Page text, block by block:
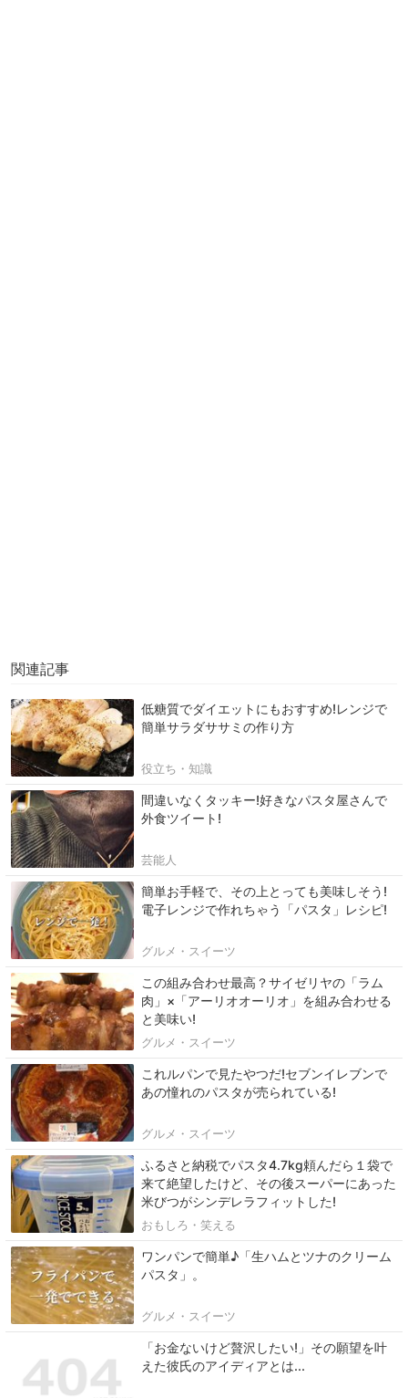
関連記事
低糖質でダイエットにもおすすめ!レンジで
簡単サラダササミの作り方
役立ち・知識
間違いなくタッキー!好きなパスタ屋さんで
外食ツイート!
芸能人
簡単お手軽で、その上とっても美味しそう!
電子レンジで作れちゃう「パスタ」レシピ!
グルメ・スイーツ
この組み合わせ最高？サイゼリヤの「ラム
肉」×「アーリオオーリオ」を組み合わせる
と美味い!
グルメ・スイーツ
これルパンで見たやつだ!セブンイレブンで
あの憧れのパスタが売られている!
グルメ・スイーツ
ふるさと納税でパスタ4.7kg頼んだら１袋で
来て絶望したけど、その後スーパーにあった
米びつがシンデレラフィットした!
おもしろ・笑える
ワンパンで簡単♪「生ハムとツナのクリーム
パスタ」。
グルメ・スイーツ
「お金ないけど贅沢したい!」その願望を叶
えた彼氏のアイディアとは...